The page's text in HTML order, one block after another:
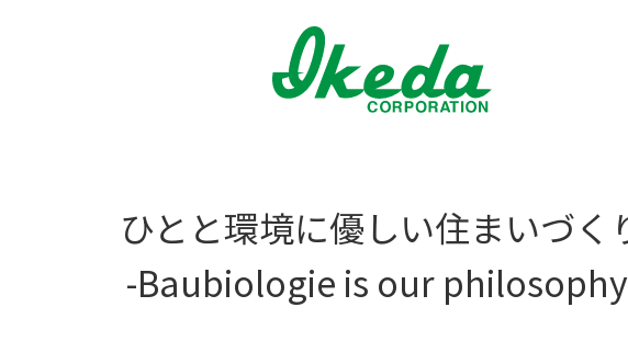
ひとと環境に優しい住まいづく
-Baubiologie is our